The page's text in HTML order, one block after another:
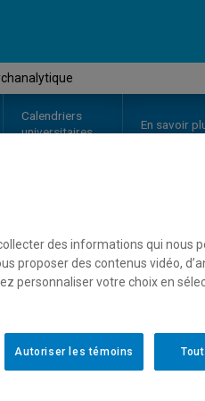
Calendriers
universitaires
En savoir
-Séminaire
- Été 2026
des informations qui nous
proposer des contenus vidéo,
personnaliser votre choix en
Autoriser les témoins